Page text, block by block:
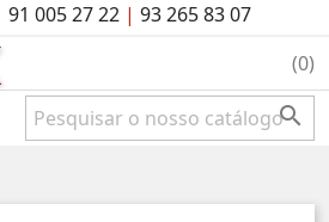
91 005 27 22| 93 265 83 07
(0)
